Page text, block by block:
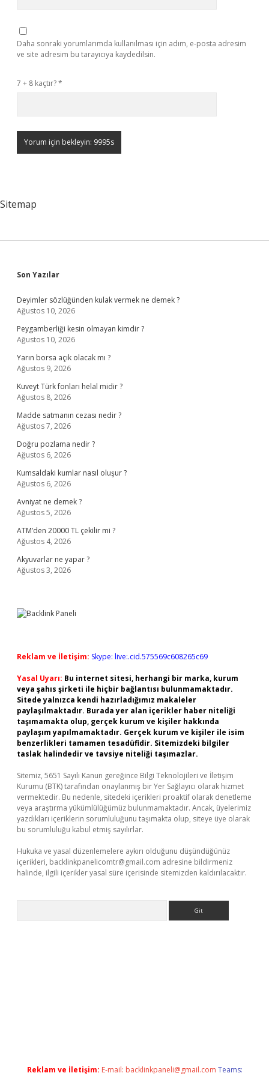
Daha sonraki yorumlarımda kullanılması için adım, e-posta adresim
ve site adresim bu tarayıcıya kaydedilsin.
7 + 8 kaçtır?*
Sitemap
Sidebar
Son Yazılar
Deyimler sözlüğünden kulak vermek ne demek ?
Ağustos 10, 2026
Peygamberliği kesin olmayan kimdir ?
Ağustos 10, 2026
Yarın borsa açık olacak mı ?
Ağustos 9, 2026
Kuveyt Türk fonları helal midir ?
Ağustos 8, 2026
Madde satmanın cezası nedir ?
Ağustos 7, 2026
Doğru pozlama nedir ?
Ağustos 6, 2026
Kumsaldaki kumlar nasıl oluşur ?
Ağustos 6, 2026
Avniyat ne demek ?
Ağustos 5, 2026
ATM’den 20000 TL çekilir mi ?
Ağustos 4, 2026
Akyuvarlar ne yapar ?
Ağustos 3, 2026
Reklam ve İletişim: Skype: live:.cid.575569c608265c69
Yasal Uyarı: Bu internet sitesi, herhangi bir marka, kurum
veya şahıs şirketi ile hiçbir bağlantısı bulunmamaktadır.
Sitede yalnızca kendi hazırladığımız makaleler
paylaşılmaktadır. Burada yer alan içerikler haber niteliği
taşımamakta olup, gerçek kurum ve kişiler hakkında
paylaşım yapılmamaktadır. Gerçek kurum ve kişiler ile isim
benzerlikleri tamamen tesadüfidir. Sitemizdeki bilgiler
taslak halindedir ve tavsiye niteliği taşımazlar.
Sitemiz, 5651 Sayılı Kanun gereğince Bilgi Teknolojileri ve İletişim
Kurumu (BTK) tarafından onaylanmış bir Yer Sağlayıcı olarak hizmet
vermektedir. Bu nedenle, sitedeki içerikleri proaktif olarak denetleme
veya araştırma yükümlülüğümüz bulunmamaktadır. Ancak, üyelerimiz
yazdıkları içeriklerin sorumluluğunu taşımakta olup, siteye üye olarak
bu sorumluluğu kabul etmiş sayılırlar.
Hukuka ve yasal düzenlemelere aykırı olduğunu düşündüğünüz
içerikleri, backlinkpanelicomtr@gmail.com adresine bildirmeniz
halinde, ilgili içerikler yasal süre içerisinde sitemizden kaldırılacaktır.
Reklam ve İletişim: E-mail: backlinkpaneli@gmail.com Teams: